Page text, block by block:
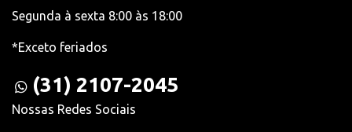
Segunda à sexta 8:00 às 18:00
*Exceto feriados
(31) 2107-2045
Nossas Redes Sociais